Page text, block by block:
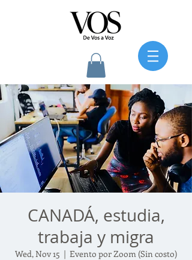
CANADÁ, estudia,
trabaja y migra
Wed, Nov 15
  |
Evento por Zoom (Sin costo)